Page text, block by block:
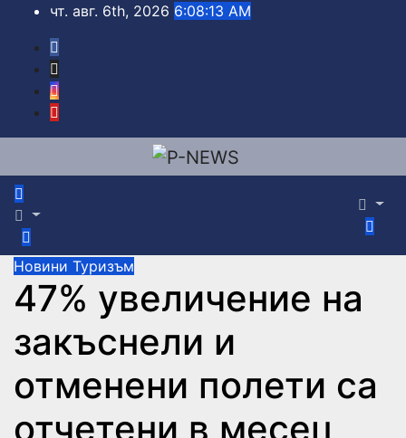
content
чт. авг. 6th, 2026 6:08:14 AM
Новини Туризъм
47% увеличение на
закъснели и
отменени полети са
отчетени в месец